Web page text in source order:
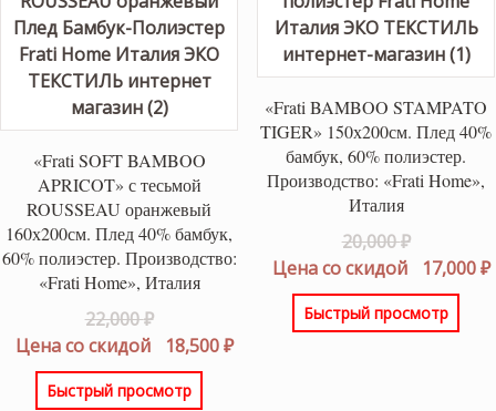
«Frati SOFT BAMBOO
APRICOT» с тесьмой
ROUSSEAU оранжевый
160х200см. Плед 40% бамбук,
60% полиэстер. Производство:
«Frati Home», Италия
22,000₽Первоначальная
цена
составляла
22,000 ₽.
Цена со скидой 18,500₽Текущая
Быстрый просмотр
«Frati BAMBOO STAMPATO
TIGER» 150х200см. Плед 40%
бамбук, 60% полиэстер.
Производство: «Frati Home»,
Италия
20,000₽
цена
20,000 ₽.
Цена со скидой 17,000₽
Быстрый просмотр